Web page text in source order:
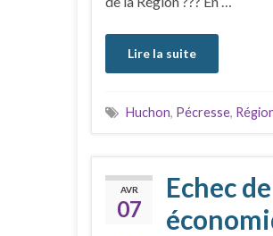
Lire la suite
Huchon, Pécresse,
AVR
07
Echec